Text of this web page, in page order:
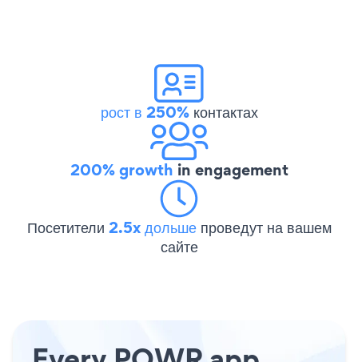
рост в 250%контактах
200% growth in engagement
Посетители 2.5x дольше проведут на вашем
сайте